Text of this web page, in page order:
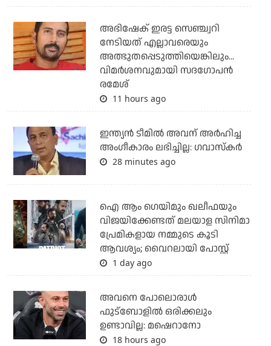
അഭിഷേക് ഇരട്ട സെഞ്ച്വറി
നേടിയത് എല്ലാവരെയും
അത്ഭുതപ്പെടുത്തിയെങ്കിലും...
വിമര്‍ശനവുമായി സദഗോപന്‍
രമേശ്
11 hours ago
ഇന്ത്യന്‍ ടീമില്‍ അവന് അര്‍ഹിച്ച
അംഗീകാരം ലഭിച്ചില്ല: ഗവാസ്‌കര്‍
28 minutes ago
ഐ ആം ഗെയിമും ഖലീഫയും
വിജയിക്കേണ്ടത് മലയാള സിനിമാ
പ്രേമികളായ നമ്മുടെ കൂടി
ആവശ്യം; വൈറലായി പോസ്റ്റ്
1 day ago
അവനെ പോലൊരാൾ
ഫുട്ബോളിൽ ഒരിക്കലും
ഉണ്ടാവില്ല: മഷെറാനോ
18 hours ago